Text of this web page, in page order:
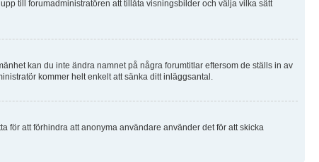
till forumadministratören att tillåta visningsbilder och välja vilka sätt
kan du inte ändra namnet på några forumtitlar eftersom de ställs in av
kommer helt enkelt att sänka ditt inläggsantal.
för att förhindra att anonyma användare använder det för att skicka